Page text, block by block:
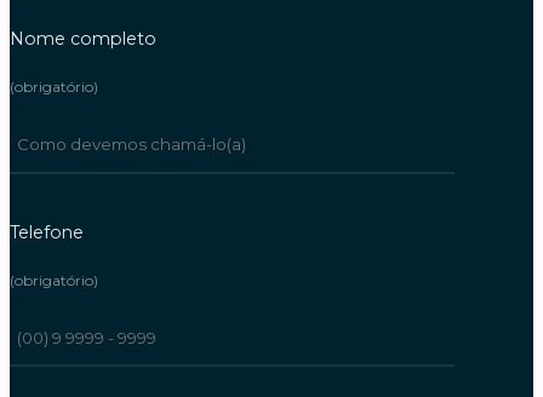
Nome completo
(obrigatório)
Telefone
(obrigatório)